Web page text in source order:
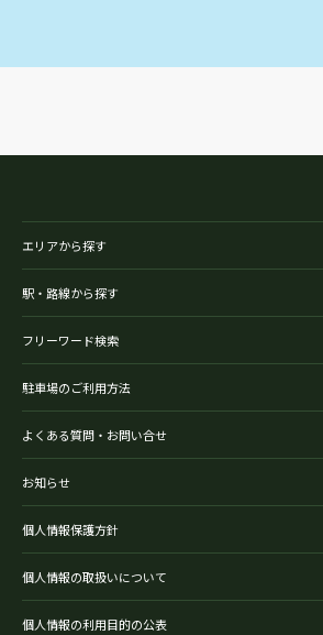
エリアから探す
駅・路線から探す
フリーワード検索
駐車場のご利用方法
よくある質問・お問い合せ
お知らせ
個人情報保護方針
個人情報の取扱いについて
個人情報の利用目的の公表